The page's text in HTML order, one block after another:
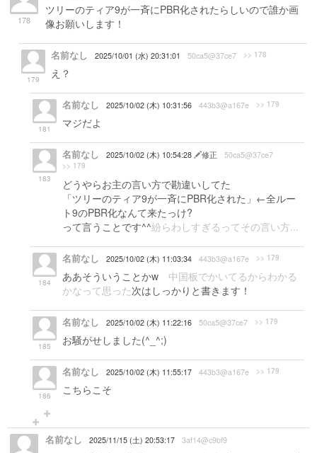
178
ツリーのティア9が一斉にPBR化されたらしいので誰か画
像お願いします！
179
名前なし 2025/10/01 (水) 20:31:01 50ca5@37ce7 >> 178
え？
181
名前なし 2025/10/02 (木) 10:31:56 443b3@a167e >> 179
マジだよ
183
名前なし 2025/10/02 (木) 10:54:28 修正 50ca5@37ce7
>> 179
どうやらお主の言い方で勘違いしてた
「ツリーのティア9が一斉にPBR化された」←全ルー
ト9のPBR化なんて来たっけ?
って言うことです^^紛らわしすぎるってその言い方...
184
名前なし 2025/10/02 (木) 11:03:34 443b3@a167e >> 179
ああそういうことかw 中国板でかいてるからわかる
かなって思った次はしっかりと書きます！
185
名前なし 2025/10/02 (木) 11:22:16 50ca5@37ce7 >> 179
お騒がせしました(^_^;)
186
名前なし 2025/10/02 (木) 11:55:17 443b3@a167e >> 179
こちらこそ
名前なし 2025/11/15 (土) 20:53:17 3af14@c9bf9